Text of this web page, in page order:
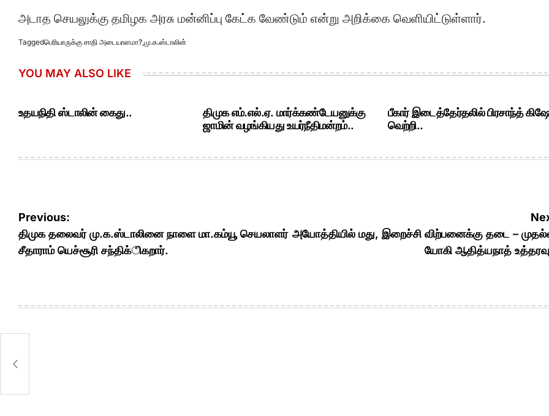
அடாத செயலுக்கு தமிழக அரசு மன்னிப்பு கேட்க வேண்டும் என்று அறிக்கை வெளியிட்டுள்ளார்.
Taggedபெரியாருக்கு சாதி அடையாளமா?,மு.க.ஸ்டாலின்
YOU MAY ALSO LIKE
உதயநிதி ஸ்டாலின் கைது..
திமுக எம்.எல்.ஏ. மார்க்கண்டேயனுக்கு
ஜாமின் வழங்கியது உயர்நீதிமன்றம்..
பீகார் இடைத்தேர்தலில் பிரசாந்த்
வெற்றி..
Post
navigation
Previous:
திமுக தலைவர் மு.க.ஸ்டாலினை நாளை மா.கம்யூ செயலாளர்
சீதாராம் யெச்சூரி சந்திக்ிகறார்.
அயோத்தியில் மது, இறைச்சி விற்பனைக்கு தடை –
யோகி ஆதித்யநாத்